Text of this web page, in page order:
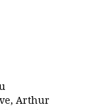
Arthur